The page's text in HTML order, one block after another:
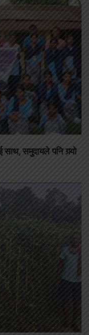
साथ, समुदायले पनि गर्‍यो